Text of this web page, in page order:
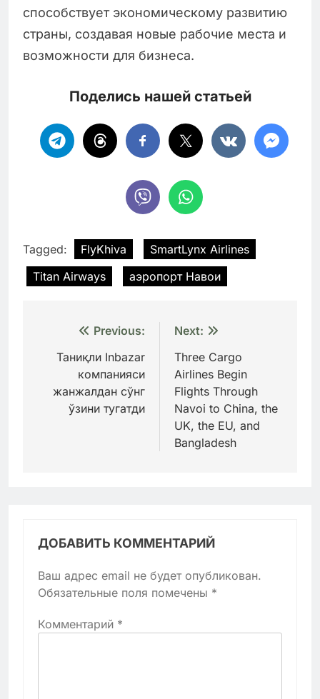
способствует экономическому развитию
страны, создавая новые рабочие места и
возможности для бизнеса.
Поделись нашей статьей
Tagged: FlyKhiva
SmartLynx Airlines
Titan Airways
аэропорт Навои
Навигация
по
записям
Previous:
Таниқли Inbazar
компанияси
жанжалдан сўнг
ўзини тугатди
Next:
Three Cargo
Airlines Begin
Flights Through
Navoi to China, the
UK, the EU, and
Bangladesh
ДОБАВИТЬ КОММЕНТАРИЙ
Ваш адрес email не будет опубликован.
Обязательные поля помечены *
Комментарий *